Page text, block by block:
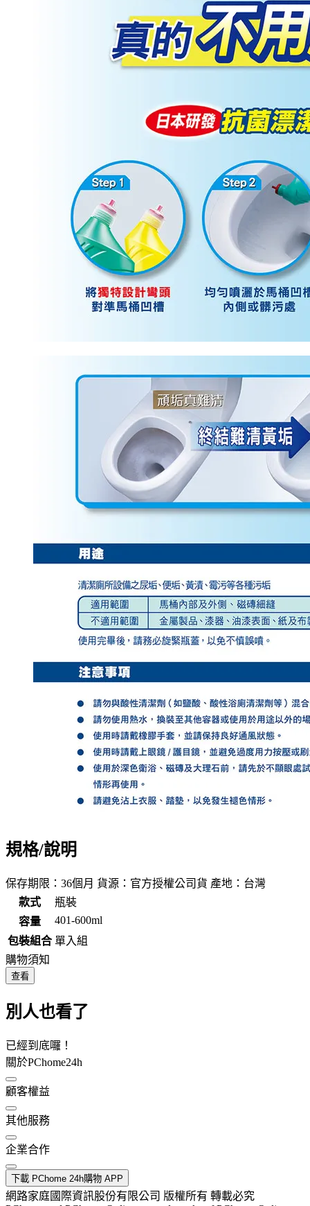
規格/說明
保存期限：36個月 貨源：官方授權公司貨 產地：台灣
款式
瓶裝
容量
401-600ml
包裝組合 單入組
購物須知
查看
別人也看了
已經到底囉！
關於PChome24h
顧客權益
其他服務
企業合作
下載 PChome 24h購物 APP
網路家庭國際資訊股份有限公司 版權所有 轉載必究